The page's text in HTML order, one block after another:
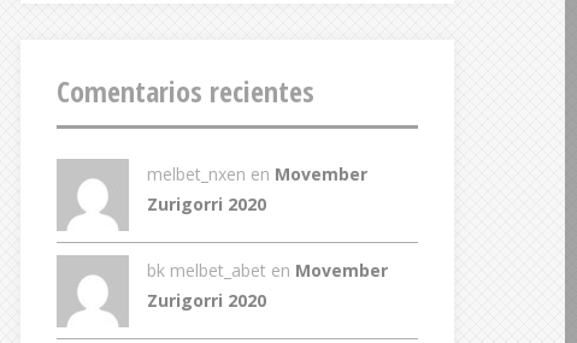
Comentarios recientes
melbet_nxen en Movember
Zurigorri 2020
bk melbet_abet en Movember
Zurigorri 2020